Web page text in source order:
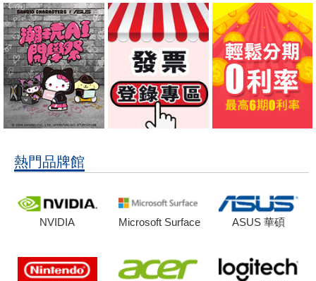
熱門品牌館
NVIDIA Microsoft Surface ASUS 華碩